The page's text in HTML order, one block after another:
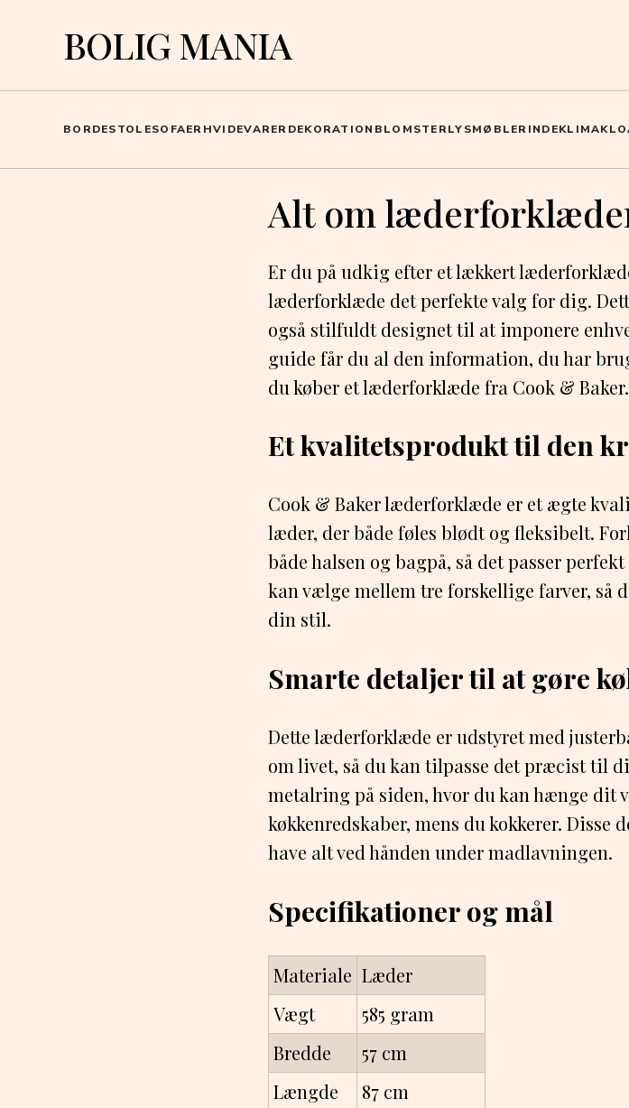
BOLIG MANIA
BORDESTOLESOFAERHVIDEVARERDEKORATION BLOMSTERLYSMØBLERINDEKLIMA
Alt om
Er du på udkig efter et lækkert
læderforklæde det perfekte valg for dig.
også stilfuldt designet til at imponere
guide får du al den information, du har
du køber et læderforklæde fra Cook & Baker.
Et kvalitetsprodukt til den
Cook & Baker læderforklæde er et ægte
læder, der både føles blødt og fleksibelt.
både halsen og bagpå, så det passer
kan vælge mellem tre forskellige farver, så
din stil.
Smarte detaljer til at gøre
Dette læderforklæde er udstyret med
om livet, så du kan tilpasse det præcist til
metalring på siden, hvor du kan hænge dit
køkkenredskaber, mens du kokkerer.
have alt ved hånden under madlavningen.
Specifikationer og mål
Materiale Læder
Vægt
585 gram
Bredde
57 cm
Længde
87 cm